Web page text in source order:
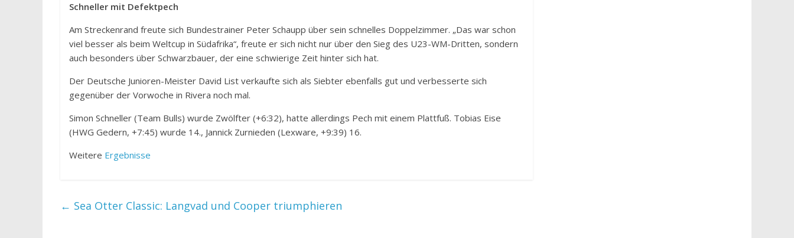
Schneller mit Defektpech
Am Streckenrand freute sich Bundestrainer Peter Schaupp über sein schnelles Doppelzimmer. „Das war schon
viel besser als beim Weltcup in Südafrika“, freute er sich nicht nur über den Sieg des U23-WM-Dritten, sondern
auch besonders über Schwarzbauer, der eine schwierige Zeit hinter sich hat.
Der Deutsche Junioren-Meister David List verkaufte sich als Siebter ebenfalls gut und verbesserte sich
gegenüber der Vorwoche in Rivera noch mal.
Simon Schneller (Team Bulls) wurde Zwölfter (+6:32), hatte allerdings Pech mit einem Plattfuß. Tobias Eise
(HWG Gedern, +7:45) wurde 14., Jannick Zurnieden (Lexware, +9:39) 16.
Weitere Ergebnisse
← Sea Otter Classic: Langvad und Cooper triumphieren